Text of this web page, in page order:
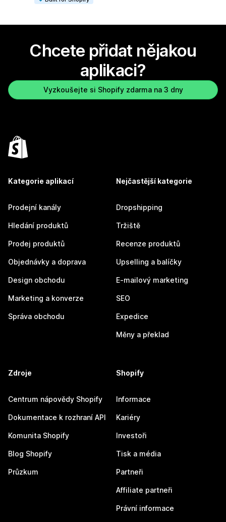
Chcete přidat nějakou
aplikaci?
Vyzkoušejte si Shopify zdarma na 3 dny
Kategorie aplikací
Prodejní kanály
Hledání produktů
Prodej produktů
Objednávky a doprava
Design obchodu
Marketing a konverze
Správa obchodu
Nejčastější kategorie
Dropshipping
Tržiště
Recenze produktů
Upselling a balíčky
E-mailový marketing
SEO
Expedice
Měny a překlad
Zdroje
Centrum nápovědy Shopify
Dokumentace k rozhraní API
Komunita Shopify
Blog Shopify
Průzkum
Shopify
Informace
Kariéry
Investoři
Tisk a média
Partneři
Affiliate partneři
Právní informace